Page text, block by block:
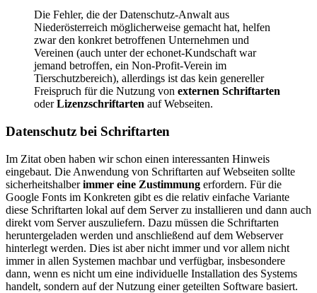
Die Fehler, die der Datenschutz-Anwalt aus
Niederösterreich möglicherweise gemacht hat, helfen
zwar den konkret betroffenen Unternehmen und
Vereinen (auch unter der echonet-Kundschaft war
jemand betroffen, ein Non-Profit-Verein im
Tierschutzbereich), allerdings ist das kein genereller
Freispruch für die Nutzung von externen Schriftarten
oderLizenzschriftarten auf Webseiten.
Datenschutz bei Schriftarten
Im Zitat oben haben wir schon einen interessanten Hinweis
eingebaut. Die Anwendung von Schriftarten auf Webseiten sollte
sicherheitshalberimmer eine Zustimmung erfordern. Für die
Google Fonts im Konkreten gibt es die relativ einfache Variante
diese Schriftarten lokal auf dem Server zu installieren und dann auch
direkt vom Server auszuliefern. Dazu müssen die Schriftarten
heruntergeladen werden und anschließend auf dem Webserver
hinterlegt werden. Dies ist aber nicht immer und vor allem nicht
immer in allen Systemen machbar und verfügbar, insbesondere
dann, wenn es nicht um eine individuelle Installation des Systems
handelt, sondern auf der Nutzung einer geteilten Software basiert.